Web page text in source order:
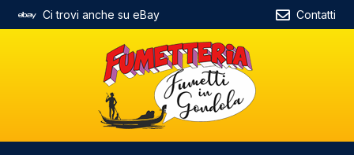
Ci trovi anche su eBay Contatti